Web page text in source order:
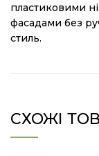
пластиковими
фасадами без
стиль.
СХОЖІ